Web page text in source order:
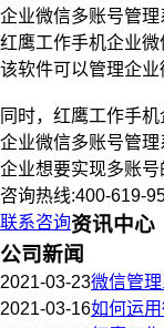
企业微信多账号管
红鹰工作手机企业微
该软件可以管理企
同时，红鹰工作手
企业微信多账号管
企业想要实现多账
咨询热线:400-619-
联系咨询资讯中心
公司新闻
2021-03-23微信管
2021-03-16如何运